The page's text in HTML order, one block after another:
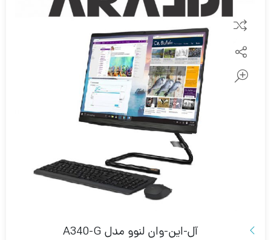
مقایسه کنید
آل-این-وان لنوو مدل A340-G